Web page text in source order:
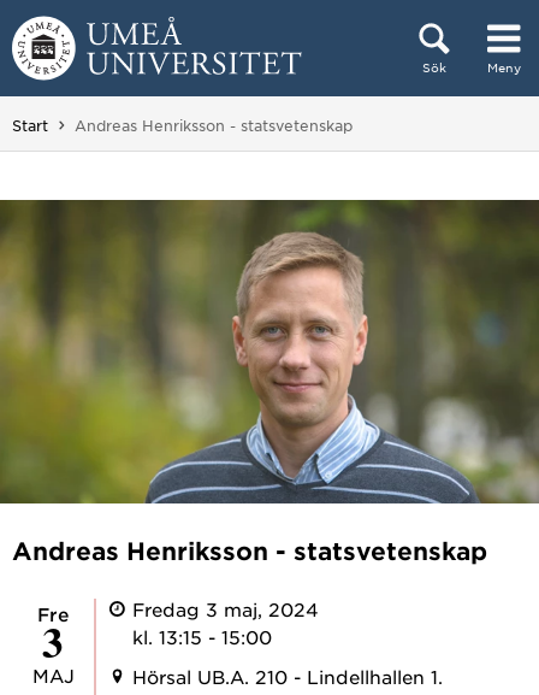
Hoppa direkt till innehållet
Sök Meny
Huvudmenyn dold.
Start Du är här:
Andreas Henriksson - statsvetenskap
Andreas Henriksson - statsvetenskap
fre
3
MAJ
Fredag 3 maj, 2024
kl. 13:15 - 15:00
Hörsal UB.A. 210 - Lindellhallen 1.